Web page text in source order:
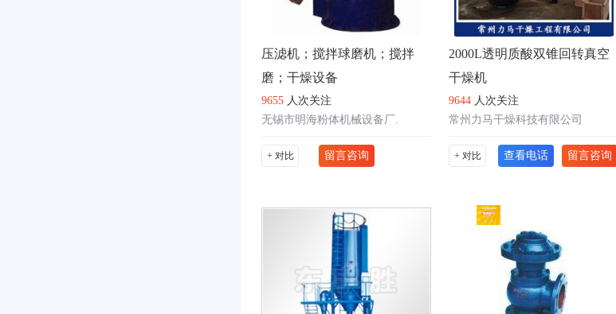
压滤机；搅拌球磨机；搅拌
磨；干燥设备
9655 人次关注
无锡市明海粉体机械设备厂.
+ 对比 留言咨询
2000L透明质酸双锥回转真空
干燥机
9644 人次关注
常州力马干燥科技有限公司
+ 对比 查看电话 留言咨询